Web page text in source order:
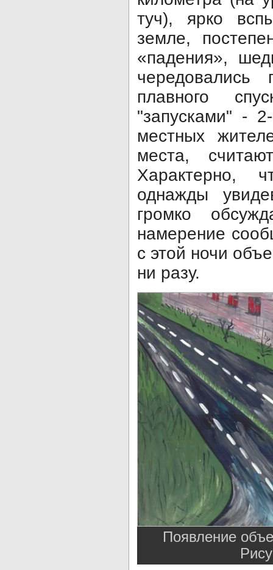
туч), ярко
земле,
«падения»,
плавного
"запусками" -
местных
места,
Характерно,
однажды
громко
намерение
с этой ночи
ни разу.
Появление